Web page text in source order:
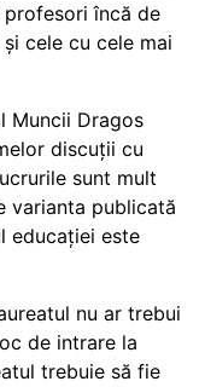
încă de
cele cu cele mai
Muncii Dragos
discuții cu
sunt mult
varianta publicată
educației este
nu ar trebui
de intrare la
trebuie să fie